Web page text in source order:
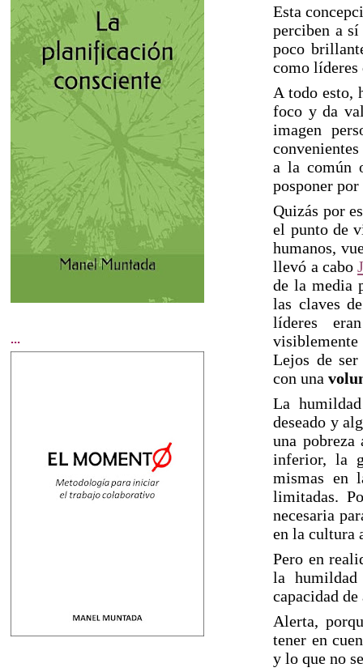
Esta
perciben a
poco
como líderes
A todo esto,
foco y da
imagen
a la común
posponer
Quizás por
el punto de
humanos,
llevó a cabo
de la media
las claves
líderes
Lejos de
con una
La
deseado y
una pobreza
inferior, la
mismas en
limitadas.
necesaria
en la cultura
Pero en
la
capacidad
Alerta,
tener en
y lo que no
...